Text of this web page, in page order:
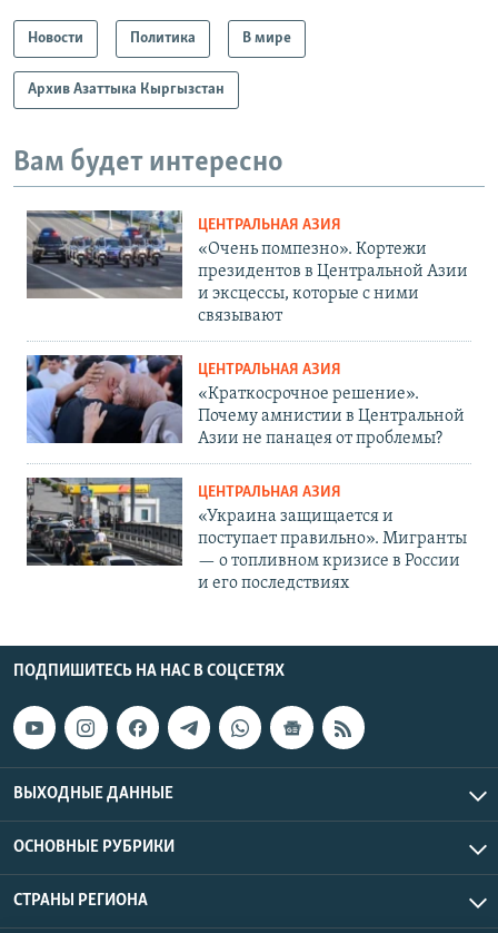
Новости Политика В мире
Архив Азаттыка Кыргызстан
Вам будет интересно
ЦЕНТРАЛЬНАЯ АЗИЯ
«Очень помпезно». Кортежи
президентов в Центральной Азии
и эксцессы, которые с ними
связывают
ЦЕНТРАЛЬНАЯ АЗИЯ
«Краткосрочное решение».
Почему амнистии в Центральной
Азии не панацея от проблемы?
ЦЕНТРАЛЬНАЯ АЗИЯ
«Украина защищается и
поступает правильно». Мигранты
— о топливном кризисе в России
и его последствиях
ПОДПИШИТЕСЬ НА НАС В СОЦСЕТЯХ
ВЫХОДНЫЕ ДАННЫЕ
ОСНОВНЫЕ РУБРИКИ
СТРАНЫ РЕГИОНА